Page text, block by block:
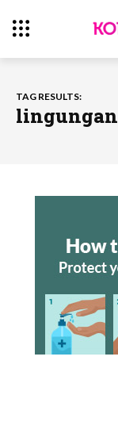
TAG RESULTS:
lingungan